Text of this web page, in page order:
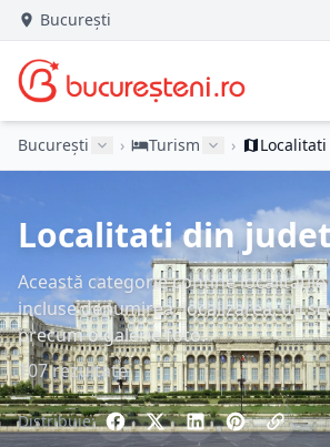
București
București › Turism ›
Localitati din
Această categorie conține
incluse denumirea, localizarea, un
precum o galerie foto.
107 rezultate
Distribuie: